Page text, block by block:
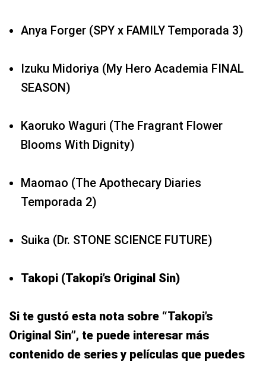
Anya Forger (SPY x FAMILY Temporada 3)
Izuku Midoriya (My Hero Academia FINAL
SEASON)
Kaoruko Waguri (The Fragrant Flower
Blooms With Dignity)
Maomao (The Apothecary Diaries
Temporada 2)
Suika (Dr. STONE SCIENCE FUTURE)
Takopi (Takopi’s Original Sin)
Si te gustó esta nota sobre “Takopi’s
Original Sin”, te puede interesar más
contenido de series y películas que puedes